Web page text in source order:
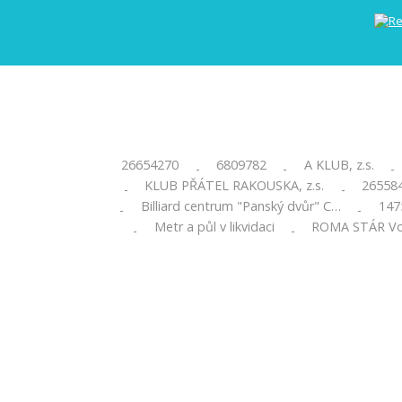
26654270 - 6809782 - A KLUB, z.s.
-
-
KLUB PŘÁTEL RAKOUSKA, z.s. -
-
Billiard centrum "Panský dvůr" C… -
-
Metr a půl v likvidaci - ROMA STÁR